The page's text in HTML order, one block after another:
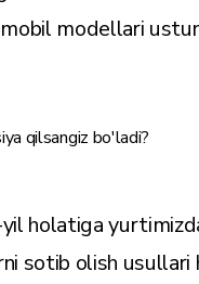
modellari
qilsangiz bo'ladi?
holatiga
sotib olish